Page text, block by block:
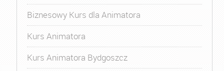
Biznesowy Kurs dla Animatora
Kurs Animatora
Kurs Animatora Bydgoszcz